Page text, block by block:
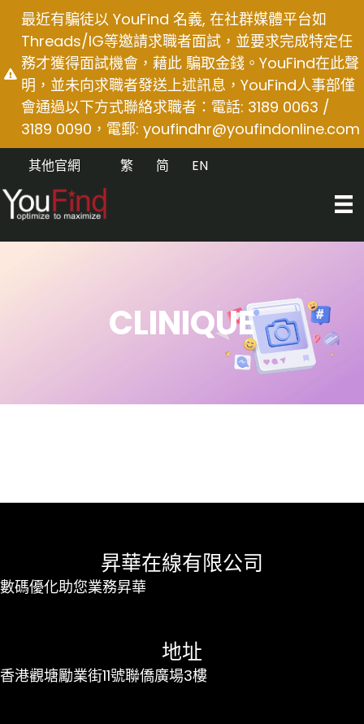
content
最近有騙徒以 YouFind 名義, 在社群媒體平台如
Threads/IG等邀請求職者面試，並要求完成特定任
務才獲得面試機會，藉此 騙取金錢。YouFind在此聲
明，並未向求職者發送上述訊息，YouFind人事部僅
會通過以下方式聯絡求職者：電話: 3189 0063 /
3189 0090，電郵: youfindhr@youfindonline.com
其他官網 EN
简
繁
CLINIQUE
昇華在線有限公司
數碼優化助您業務昇華
地址
香港觀塘勵業街11號聯僑廣場3樓